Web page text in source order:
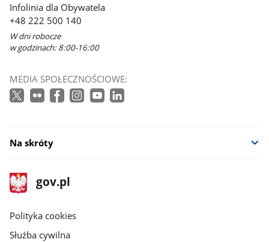
Infolinia dla Obywatela
+48 222 500 140
W dni robocze
w godzinach: 8:00-16:00
MEDIA SPOŁECZNOŚCIOWE:
Na skróty
stopka
gov.pl
Strona
gov.pl
gov.pl
Polityka cookies
Służba cywilna